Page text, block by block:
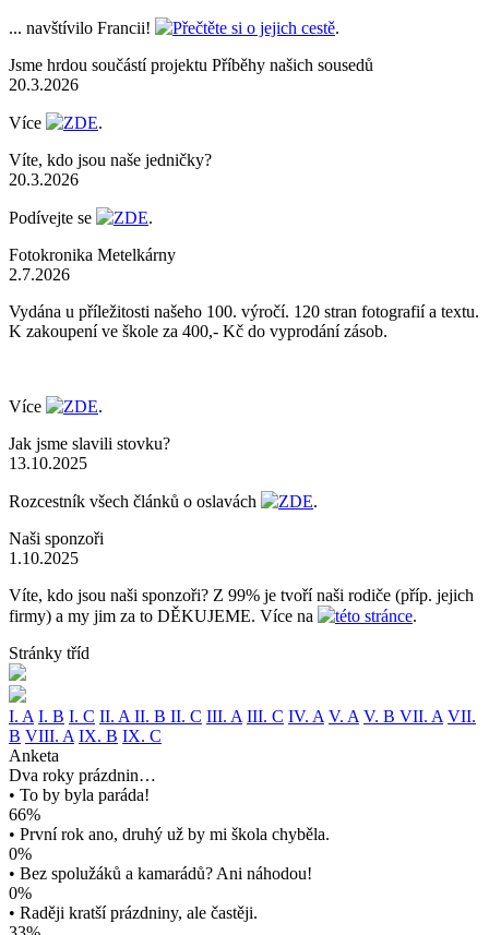
... navštívilo Francii! Přečtěte si o jejich cestě.
Jsme hrdou součástí projektu Příběhy našich sousedů
20.3.2026
Více ZDE.
Víte, kdo jsou naše jedničky?
20.3.2026
Podívejte se ZDE.
Fotokronika Metelkárny
2.7.2026
Vydána u příležitosti našeho 100. výročí. 120 stran fotografií a textu.
K zakoupení ve škole za 400,- Kč do vyprodání zásob.
Více ZDE.
Jak jsme slavili stovku?
13.10.2025
Rozcestník všech článků o oslavách ZDE.
Naši sponzoři
1.10.2025
Víte, kdo jsou naši sponzoři? Z 99% je tvoří naši rodiče (příp. jejich
firmy) a my jim za to DĚKUJEME. Více na
této stránce.
Stránky tříd
I. A I. B I. C II. A II. B II. C III. A III. C IV. A V. A V. B VII. A VII.
B VIII. A IX. B IX. C
Anketa
Dva roky prázdnin…
• To by byla paráda!
66%
• První rok ano, druhý už by mi škola chyběla.
0%
• Bez spolužáků a kamarádů? Ani náhodou!
0%
• Raději kratší prázdniny, ale častěji.